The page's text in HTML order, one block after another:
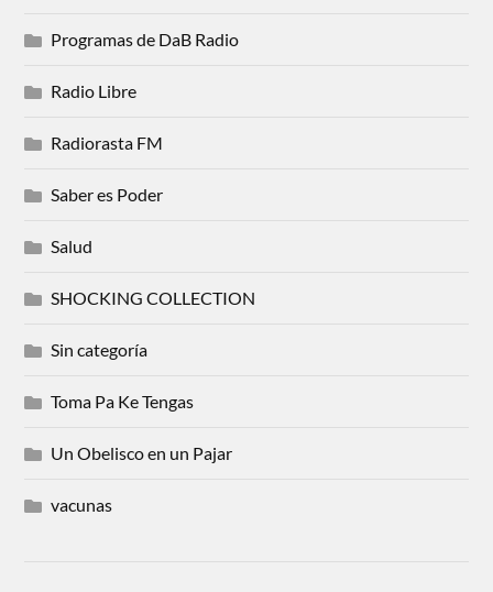
Programas de DaB Radio
Radio Libre
Radiorasta FM
Saber es Poder
Salud
SHOCKING COLLECTION
Sin categoría
Toma Pa Ke Tengas
Un Obelisco en un Pajar
vacunas